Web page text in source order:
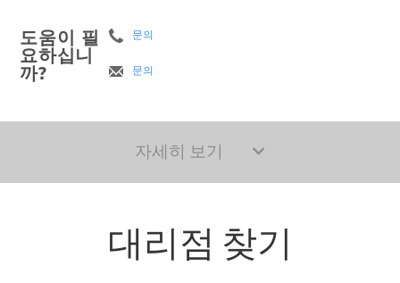
도움이 필
요하십니
까?
문의
문의
자세히 보기
대리점 찾기